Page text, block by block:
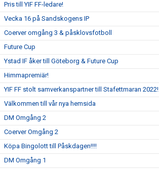
Pris till YIF FF-ledare!
Vecka 16 på Sandskogens IP
Coerver omgång 3 & påsklovsfotboll
Future Cup
Ystad IF åker till Göteborg & Future Cup
Himmapremiär!
YIF FF stolt samverkanspartner till Stafettmaran 2022!
Välkommen till vår nya hemsida
DM Omgång 2
Coerver Omgång 2
Köpa Bingolott till Påskdagen!!!!
DM Omgång 1